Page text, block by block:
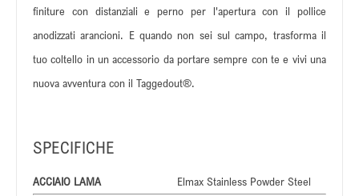
finiture con distanziali e perno per l'apertura con il pollice
anodizzati arancioni. E quando non sei sul campo, trasforma il
tuo coltello in un accessorio da portare sempre con te e vivi una
nuova avventura con il Taggedout®.
SPECIFICHE
ACCIAIO LAMA Elmax Stainless Powder Steel